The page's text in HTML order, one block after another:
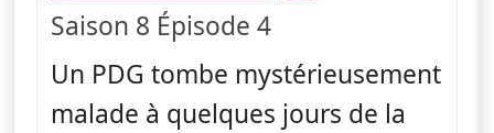
Saison 8 Épisode 4
Un PDG tombe mystérieusement
malade à quelques jours de la